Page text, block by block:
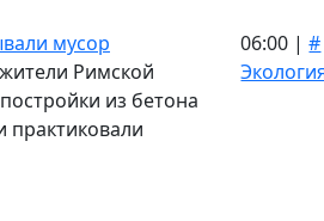
мусор
Римской
из бетона
практиковали
06:00 |#